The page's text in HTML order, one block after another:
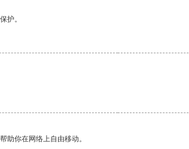
护。
助你在网络上自由移动。